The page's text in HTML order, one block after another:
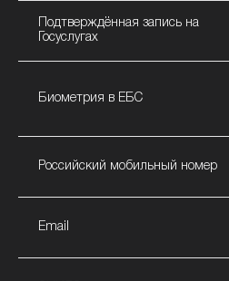
Подтверждённая запись на
Госуслугах
Биометрия в ЕБС
Российский мобильный номер
Email